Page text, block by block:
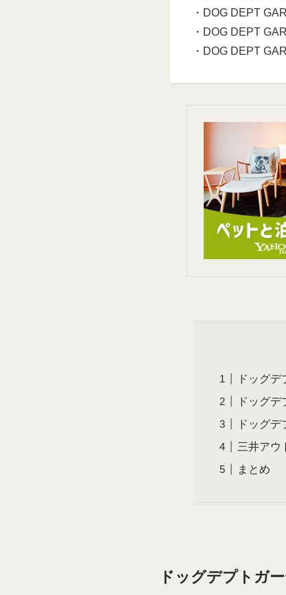
・DOG DEPT
・DOG DEPT
・DOG DEPT
ドッグ
ドッグ
ドッグ
三井アウ
まとめ
ドッグデプトガ